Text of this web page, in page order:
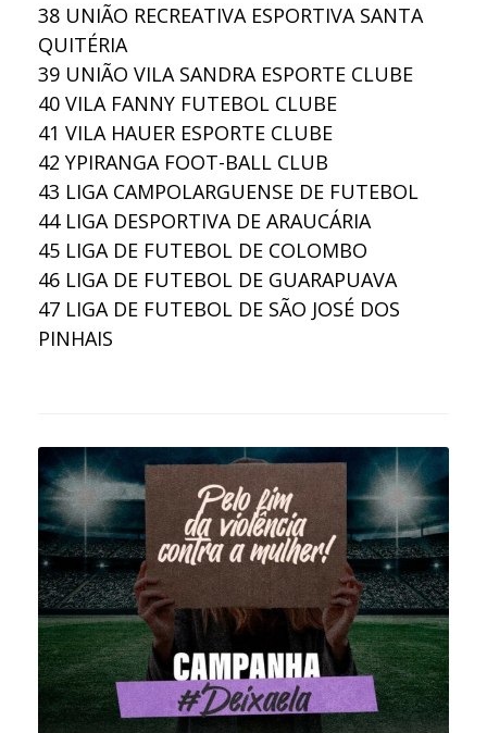
38 UNIÃO RECREATIVA ESPORTIVA SANTA
QUITÉRIA
39 UNIÃO VILA SANDRA ESPORTE CLUBE
40 VILA FANNY FUTEBOL CLUBE
41 VILA HAUER ESPORTE CLUBE
42 YPIRANGA FOOT-BALL CLUB
43 LIGA CAMPOLARGUENSE DE FUTEBOL
44 LIGA DESPORTIVA DE ARAUCÁRIA
45 LIGA DE FUTEBOL DE COLOMBO
46 LIGA DE FUTEBOL DE GUARAPUAVA
47 LIGA DE FUTEBOL DE SÃO JOSÉ DOS
PINHAIS